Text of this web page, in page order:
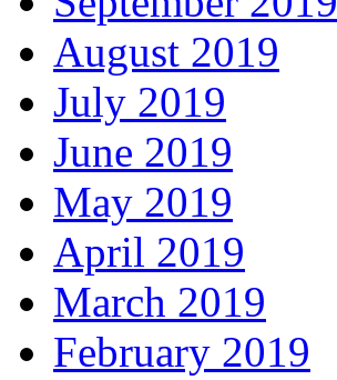
August 2019
July 2019
June 2019
May 2019
April 2019
March 2019
February 2019